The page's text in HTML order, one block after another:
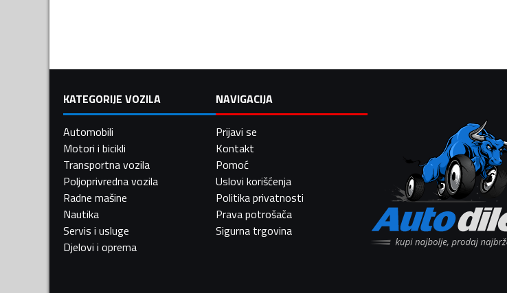
KATEGORIJE VOZILA
Automobili
Motori i bicikli
Transportna vozila
Poljoprivredna vozila
Radne mašine
Nautika
Servis i usluge
Djelovi i oprema
NAVIGACIJA
Prijavi se
Kontakt
Pomoć
Uslovi korišćenja
Politika privatnosti
Prava potrošača
Sigurna trgovina